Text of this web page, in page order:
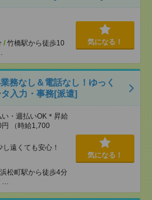
/ 竹橋駅から徒歩10
気になる！
務なし＆電話なし！ゆっく
入力・事務[派遣]
・週払いOK＊昇給
（時給1,700
遠くても安心！
浜松町駅から徒歩4分
…
気になる！